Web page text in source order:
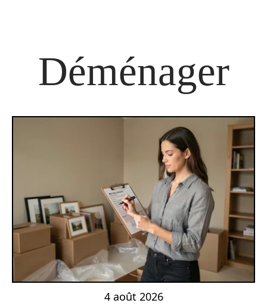
Déménager
4 août 2026